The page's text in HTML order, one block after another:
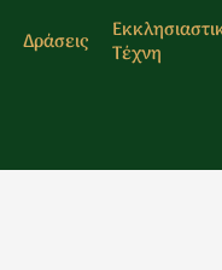
Δράσεις
Τέχνη